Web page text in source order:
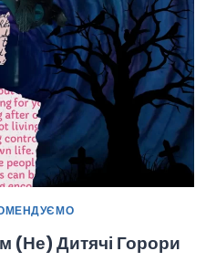
(не) Дитячі Горори